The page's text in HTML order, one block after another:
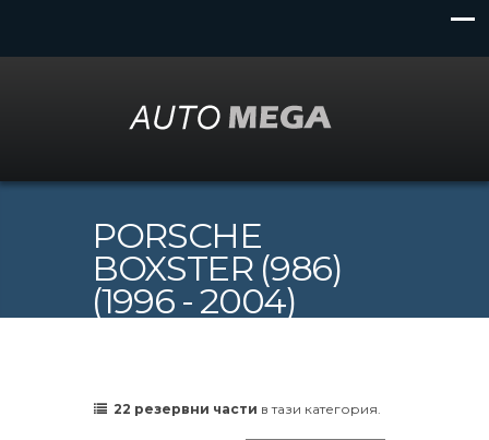
PORSCHE
BOXSTER (986)
(1996 - 2004)
22 резервни части в тази категория.